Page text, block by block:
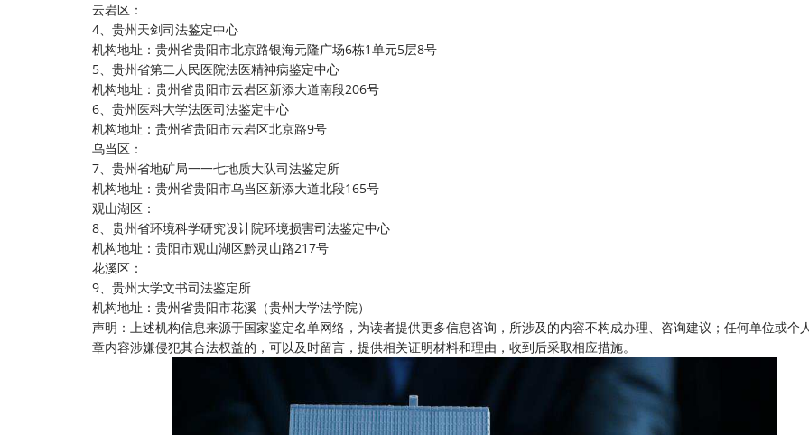
云岩区：
4、贵州天剑司法鉴定中心
机构地址：贵州省贵阳市北京路银海元隆广场6栋1单元5层8号
5、贵州省第二人民医院法医精神病鉴定中心
机构地址：贵州省贵阳市云岩区新添大道南段206号
6、贵州医科大学法医司法鉴定中心
机构地址：贵州省贵阳市云岩区北京路9号
乌当区：
7、贵州省地矿局一一七地质大队司法鉴定所
机构地址：贵州省贵阳市乌当区新添大道北段165号
观山湖区：
8、贵州省环境科学研究设计院环境损害司法鉴定中心
机构地址：贵阳市观山湖区黔灵山路217号
花溪区：
9、贵州大学文书司法鉴定所
机构地址：贵州省贵阳市花溪（贵州大学法学院）
声明：上述机构信息来源于国家鉴定名单网络，为读者提供更多信息咨询，所涉及的内容不构成办理、咨询建议；任何单位或个
章内容涉嫌侵犯其合法权益的，可以及时留言，提供相关证明材料和理由，收到后采取相应措施。